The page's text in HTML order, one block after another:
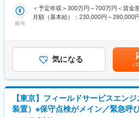
パソコン、スマートフォン、テレビ、
ンなど、幅広い製品を扱います。
◇お客様対応
■入社後は本社で研修：
入社後、3ヶ月間は本社（神奈川）にて
■当ポジションの魅力：
◎未経験から専門知識、技術が身につく
給与
＜予定年収＞300万円～700万円＜賃金
月額（基本給）：230,000円～280,000
金額であり、選考を通じて上下する可
は固定手当を含めた表記です。
気になる
（
【東京】フィールドサービスエン
装置）※保守点検がメイン／緊急呼